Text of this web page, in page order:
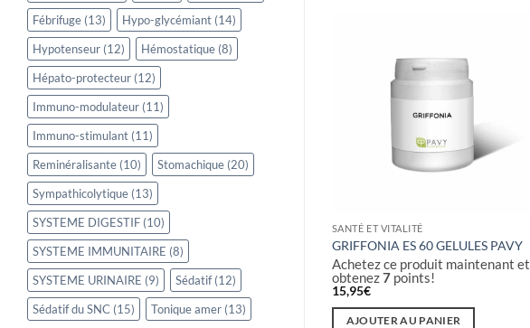
Fébrifuge (13) Hypo-glycémiant (14)
Hypotenseur (12) Hémostatique (8)
Hépato-protecteur (12)
Immuno-modulateur (11)
Immuno-stimulant (11)
Reminéralisante (10) Stomachique (20)
Sympathicolytique (13)
SYSTEME DIGESTIF (10)
SYSTEME IMMUNITAIRE (8)
SYSTEME URINAIRE (9) Sédatif(12)
Sédatif du SNC (15) Tonique amer (13)
SANTÉ ET VITALITÉ
GRIFFONIA ES 60 GELULES PAVY
Achetez ce produit maintenant et
obtenez7points!
15,95€
AJOUTER AU PANIER
ET
PAVY
maintenant et
DÉFENSE
ACEROLA 120 COMPRIMES A
CROQUER
Achetez ce produit maintenant et
obtenez8points!
16,90 €